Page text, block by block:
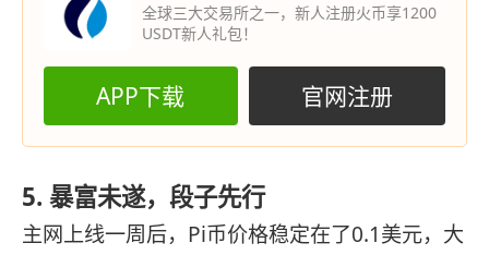
全球三大交易所之一，新人注册火币享1200
USDT新人礼包！
APP下载 官网注册
5. 暴富未遂，段子先行
主网上线一周后，Pi币价格稳定在了0.1美元，大